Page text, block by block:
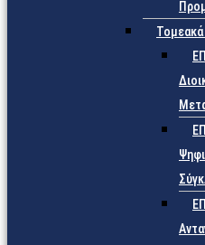
Τομεακά
ΕΠ
ΕΠ
ΕΠ